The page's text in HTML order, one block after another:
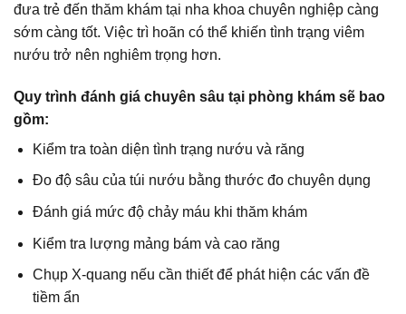
đưa trẻ đến thăm khám tại nha khoa chuyên nghiệp càng
sớm càng tốt. Việc trì hoãn có thể khiến tình trạng viêm
nướu trở nên nghiêm trọng hơn.
Quy trình đánh giá chuyên sâu tại phòng khám sẽ bao
gồm:
Kiểm tra toàn diện tình trạng nướu và răng
Đo độ sâu của túi nướu bằng thước đo chuyên dụng
Đánh giá mức độ chảy máu khi thăm khám
Kiểm tra lượng mảng bám và cao răng
Chụp X-quang nếu cần thiết để phát hiện các vấn đề
tiềm ẩn